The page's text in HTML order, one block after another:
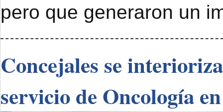
pero que generaron un
Concejales se
servicio de Oncología